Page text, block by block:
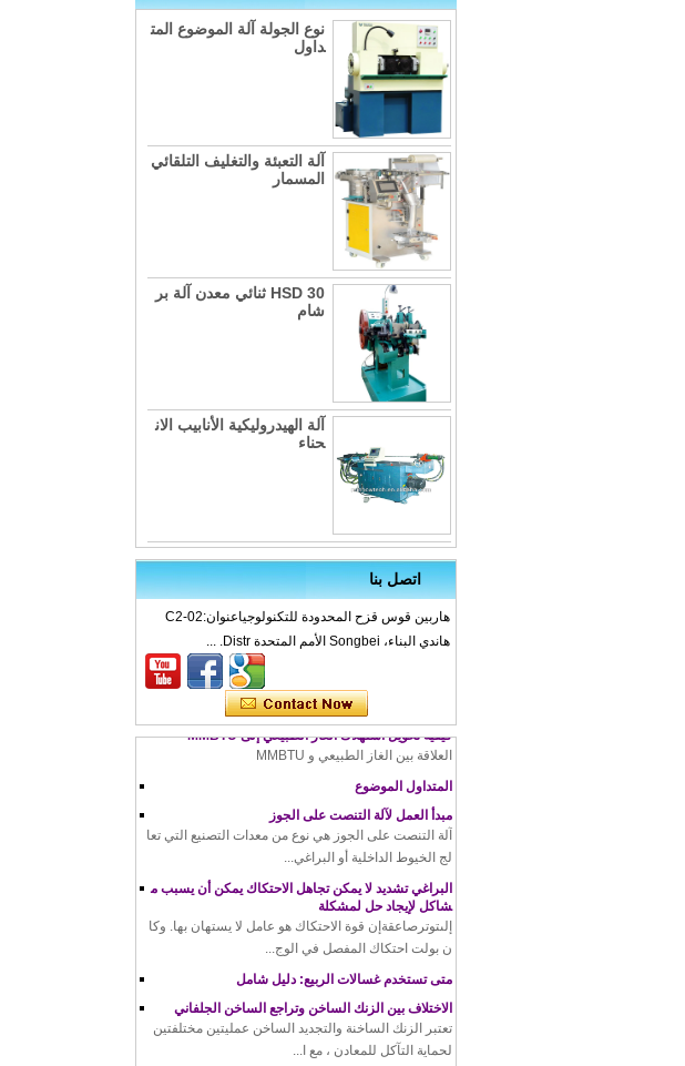
نوع الجولة آلة الموضوع المت
داول
آلة التعبئة والتغليف التلقائي
المسمار
HSD 30 ثنائي معدن آلة بر
شام
آلة الهيدروليكية الأنابيب الان
حناء
اتصل بنا
هاربين قوس قزح المحدودة للتكنولوجياعنوان:C2-02
هاندي البناء، Songbei الأمم المتحدة Distr. ...
ما هو التشكيل على البارد – عملية التشكيل على البارد، ال
مواد، الاستخدامات، المزايا والعيوب
الدليل الكامل لطلاء الزنك: كل ما تحتاج إلى معرفته
كيفية تحويل استهلاك الغاز الطبيعي إلى MMBTU
العلاقة بين الغاز الطبيعي و MMBTU
المتداول الموضوع
مبدأ العمل لآلة التنصت على الجوز
آلة التنصت على الجوز هي نوع من معدات التصنيع التي تعا
لج الخيوط الداخلية أو البراغي...
البراغي تشديد لا يمكن تجاهل الاحتكاك يمكن أن يسبب م
شاكل لإيجاد حل لمشكلة
إلىتوترصاعقةإن قوة الاحتكاك هو عامل لا يستهان بها. وكا
ن بولت احتكاك المفصل في الوج...
متى تستخدم غسالات الربيع: دليل شامل
الاختلاف بين الزنك الساخن وتراجع الساخن الجلفاني
تعتبر الزنك الساخنة والتجديد الساخن عمليتين مختلفتين
لحماية التآكل للمعادن ، مع ا...
إيجابيات وسلبيات الطرق الباردة والطرق الساخنة